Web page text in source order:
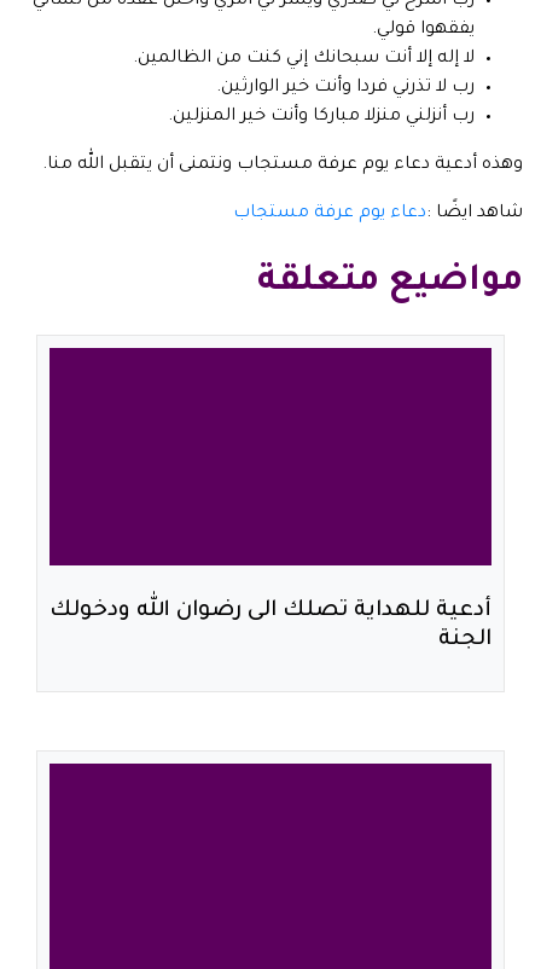
يفقهوا قولي.
لا إله إلا أنت سبحانك إني كنت من الظالمين.
رب لا تذرني فردا وأنت خير الوارثين.
رب أنزلني منزلا مباركا وأنت خير المنزلين.
وهذه أدعية دعاء يوم عرفة مستجاب ونتمنى أن يتقبل الله منا.
شاهد ايضًا :دعاء يوم عرفة مستجاب
مواضيع متعلقة
أدعية للهداية تصلك الى رضوان الله ودخولك
الجنة